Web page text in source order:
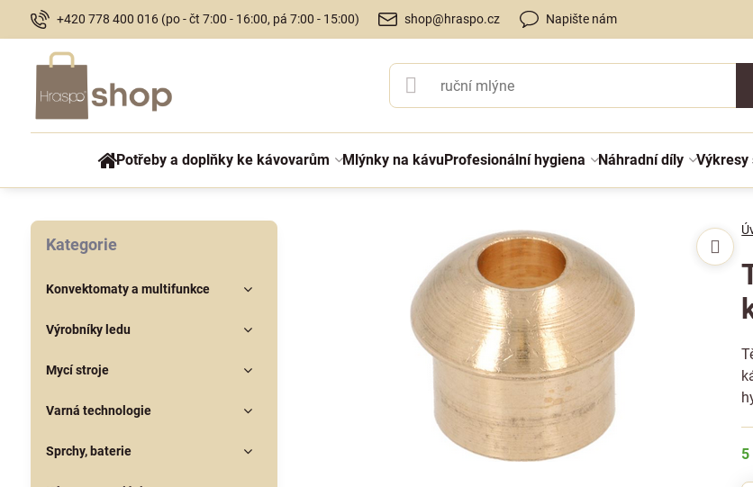
+420 778 400 016 (po - čt 7:00 - 16:00, pá 7:00 - 15:00) shop@hraspo.cz Napište nám
Potřeby a doplňky ke kávovarům Mlýnky na kávuProfesionální hygiena Náhradní díly Výkresy
5
Kategorie
Konvektomaty a multifunkce
Výrobníky ledu
Mycí stroje
Varná technologie
Sprchy, baterie